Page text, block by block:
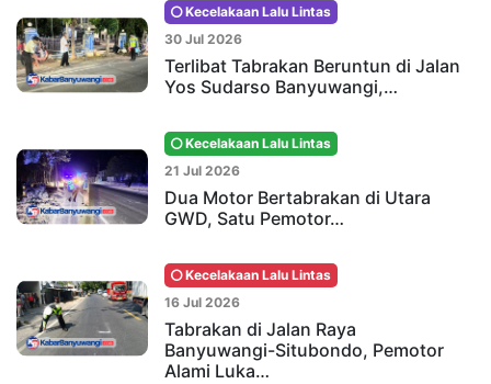
Kecelakaan Lalu Lintas
30 Jul 2026
Terlibat Tabrakan Beruntun di Jalan
Yos Sudarso Banyuwangi,…
Kecelakaan Lalu Lintas
21 Jul 2026
Dua Motor Bertabrakan di Utara
GWD, Satu Pemotor…
Kecelakaan Lalu Lintas
16 Jul 2026
Tabrakan di Jalan Raya
Banyuwangi-Situbondo, Pemotor
Alami Luka…